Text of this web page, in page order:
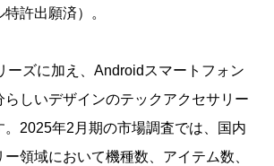
特許出願済）。
ーズに加え、Androidスマートフォン
らしいデザインのテックアクセサリー
。2025年2月期の市場調査では、国内
領域において機種数、アイテム数、